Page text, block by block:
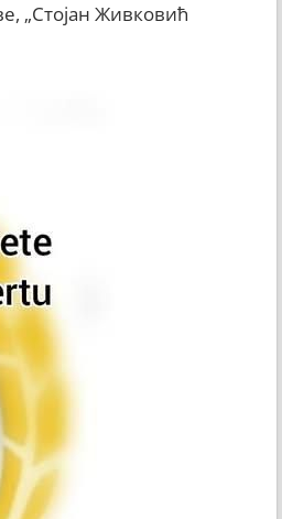
„Стојан Живковић